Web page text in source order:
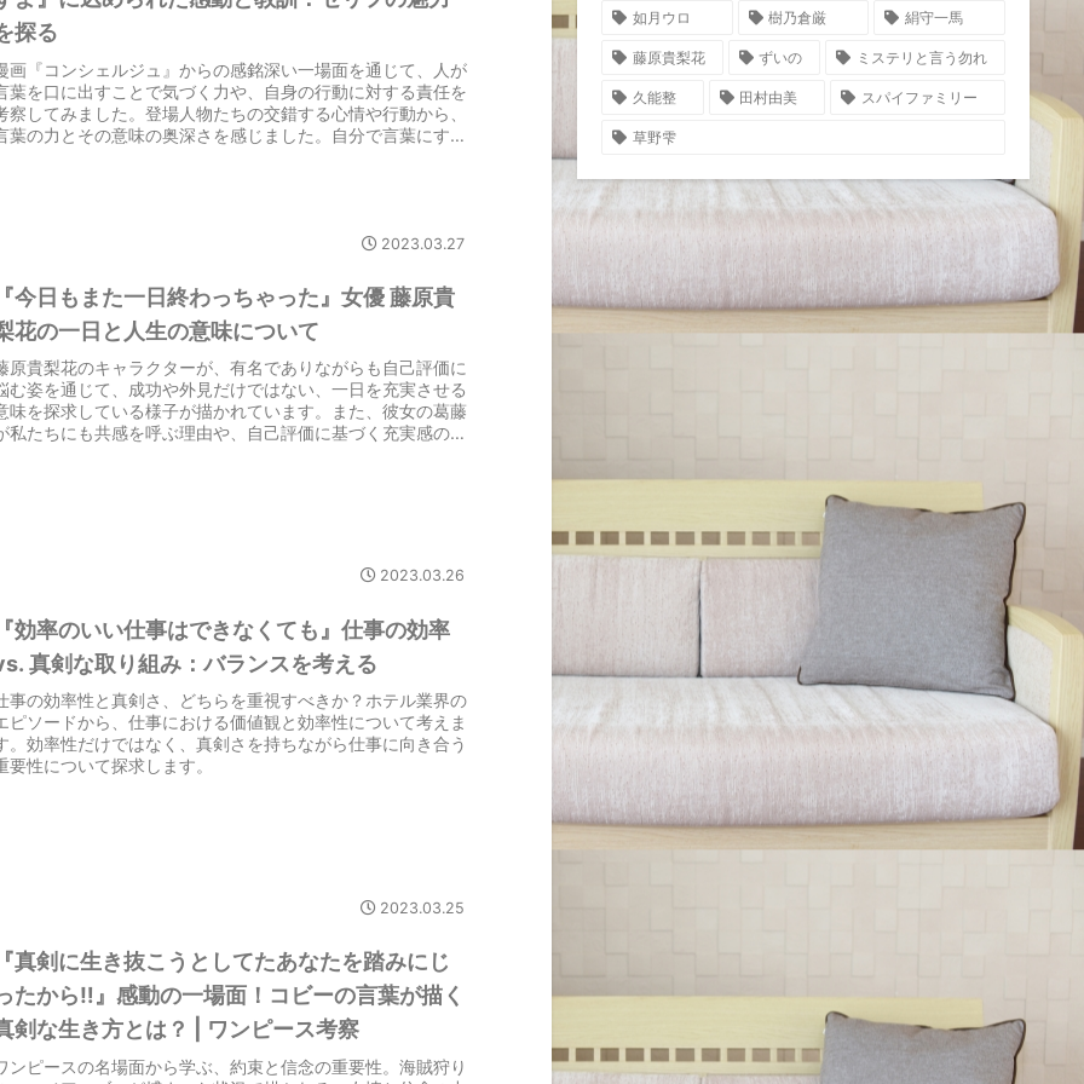
探る
画『コンシェルジュ』からの感銘深い一場面を通じて、人が
葉を口に出すことで気づく力や、自身の行動に対する責任を
察してみました。登場人物たちの交錯する心情や行動から、
葉の力とその意味の奥深さを感じました。自分で言葉にする
2023.03.27
今日もまた一日終わっちゃった』女優 藤原貴
花の一日と人生の意味について
原貴梨花のキャラクターが、有名でありながらも自己評価に
む姿を通じて、成功や外見だけではない、一日を充実させる
味を探求している様子が描かれています。また、彼女の葛藤
私たちにも共感を呼ぶ理由や、自己評価に基づく充実感の重
2023.03.26
効率のいい仕事はできなくても』仕事の効率
真剣な取り組み：バランスを考える
事の効率性と真剣さ、どちらを重視すべきか？ホテル業界の
ピソードから、仕事における価値観と効率性について考えま
。効率性だけではなく、真剣さを持ちながら仕事に向き合う
要性について探求します。
2023.03.25
真剣に生き抜こうとしてたあなたを踏みにじ
たから‼』感動の一場面！コビーの言葉が描く
剣な生き方とは？ | ワンピース考察
ンピースの名場面から学ぶ、約束と信念の重要性。海賊狩り
如月ウロ 樹乃倉厳 絹守一馬
藤原貴梨花 ずいの ミステリと言う勿れ
久能整 田村由美 スパイファミリー
草野雫